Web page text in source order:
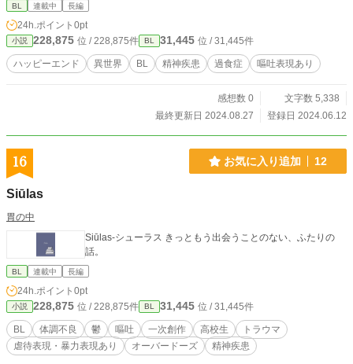
BL 連載中 長編
24h.ポイント 0pt
小説 228,875 位 / 228,875件 BL 31,445 位 / 31,445件
ハッピーエンド 異世界 BL 精神疾患 過食症 嘔吐表現あり
感想数 0
文字数 5,338
最終更新日 2024.08.27
登録日 2024.06.12
16 お気に入り追加 12
Siūlas
胃の中
Siūlas-シューラス きっともう出会うことのない、ふたりの
話。
BL 連載中 長編
24h.ポイント 0pt
小説 228,875 位 / 228,875件 BL 31,445 位 / 31,445件
BL 体調不良 鬱 嘔吐 一次創作 高校生
トラウマ
虐待表現・暴力表現あり
オーバードーズ 精神疾患